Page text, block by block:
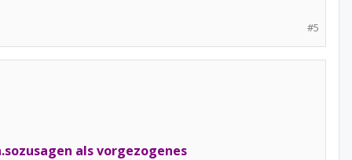
#5
als vorgezogenes